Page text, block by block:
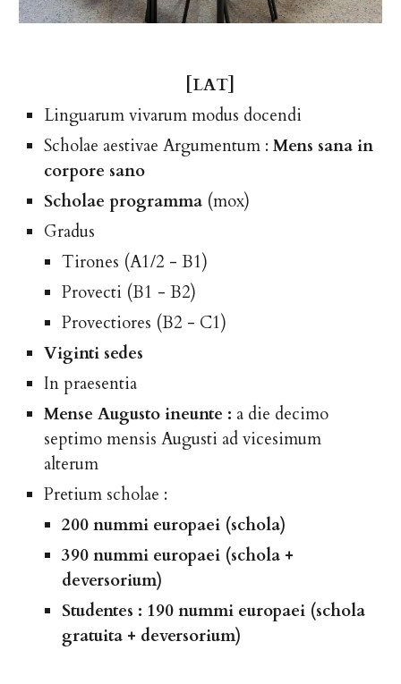
[LAT]
Linguarum vivarum modus docendi
Scholae aestivae Argumentum :Mens sana in
corpore sano
Scholae programma (mox)
Gradus
Tirones (A1/2 - B1)
Provecti (B1 - B2)
Provectiores (B2 - C1)
Viginti sedes
In praesentia
MenseAugustoineunte : a die decimo
septimo mensis Augusti ad vicesimum
alterum
Pretium scholae :
200 nummi europaei (schola)
390 nummi europaei (schola +
deversorium)
Studentes : 190 nummi europaei (schola
gratuita + deversorium)